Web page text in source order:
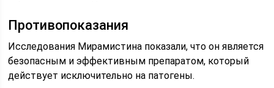
Противопоказания
Исследования Мирамистина показали, что он является
безопасным и эффективным препаратом, который
действует исключительно на патогены.